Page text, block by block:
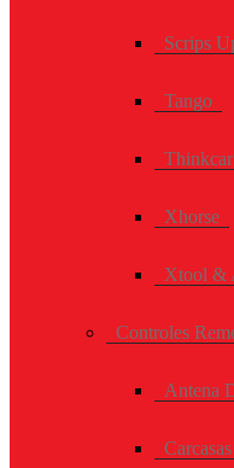
Scrips
Tango
Thinkcar
Xhorse
Xtool &
Controles
Antena